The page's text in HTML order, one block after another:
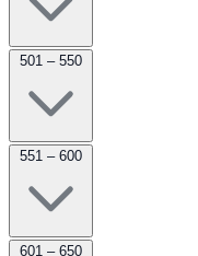
501 – 550
551 – 600
601 – 650